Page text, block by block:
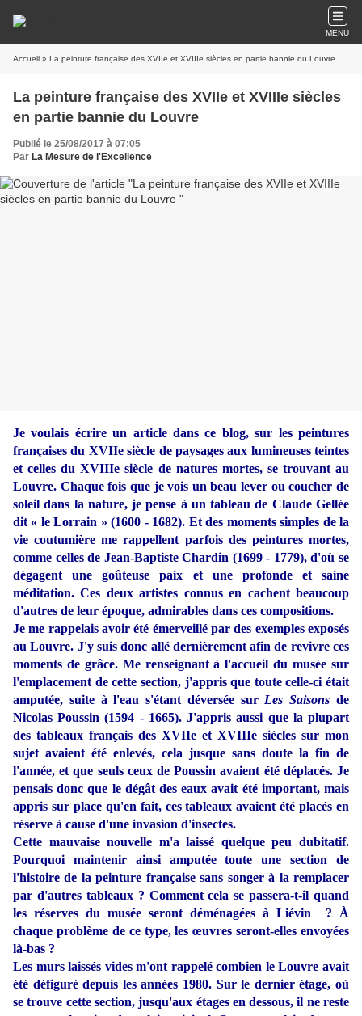
MENU
Accueil » La peinture française des XVIIe et XVIIIe siècles en partie bannie du Louvre
La peinture française des XVIIe et XVIIIe siècles
en partie bannie du Louvre
Publié le 25/08/2017 à 07:05
Par La Mesure de l'Excellence
Je voulais écrire un article dans ce blog, sur les peintures
françaises du XVIIe siècle de paysages aux lumineuses teintes
et celles du XVIIIe siècle de natures mortes, se trouvant au
Louvre. Chaque fois que je vois un beau lever ou coucher de
soleil dans la nature, je pense à un tableau de Claude Gellée
dit « le Lorrain » (1600 - 1682). Et des moments simples de la
vie coutumière me rappellent parfois des peintures mortes,
comme celles de Jean-Baptiste Chardin (1699 - 1779), d'où se
dégagent une goûteuse paix et une profonde et saine
méditation. Ces deux artistes connus en cachent beaucoup
d'autres de leur époque, admirables dans ces compositions.
Je me rappelais avoir été émerveillé par des exemples exposés
au Louvre. J'y suis donc allé dernièrement afin de revivre ces
moments de grâce. Me renseignant à l'accueil du musée sur
l'emplacement de cette section, j'appris que toute celle-ci était
amputée, suite à l'eau s'étant déversée sur Les Saisons de
Nicolas Poussin (1594 - 1665). J'appris aussi que la plupart
des tableaux français des XVIIe et XVIIIe siècles sur mon
sujet avaient été enlevés, cela jusque sans doute la fin de
l'année, et que seuls ceux de Poussin avaient été déplacés. Je
pensais donc que le dégât des eaux avait été important, mais
appris sur place qu'en fait, ces tableaux avaient été placés en
réserve à cause d'une invasion d'insectes.
Cette mauvaise nouvelle m'a laissé quelque peu dubitatif.
Pourquoi maintenir ainsi amputée toute une section de
l'histoire de la peinture française sans songer à la remplacer
par d'autres tableaux ? Comment cela se passera-t-il quand
les réserves du musée seront déménagées à Liévin ? À
chaque problème de ce type, les œuvres seront-elles envoyées
là-bas ?
Les murs laissés vides m'ont rappelé combien le Louvre avait
été défiguré depuis les années 1980. Sur le dernier étage, où
se trouve cette section, jusqu'aux étages en dessous, il ne reste